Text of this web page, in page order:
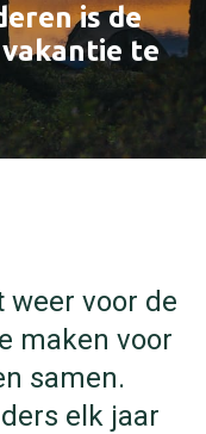
is de
te
weer voor de
maken voor
samen.
elk jaar